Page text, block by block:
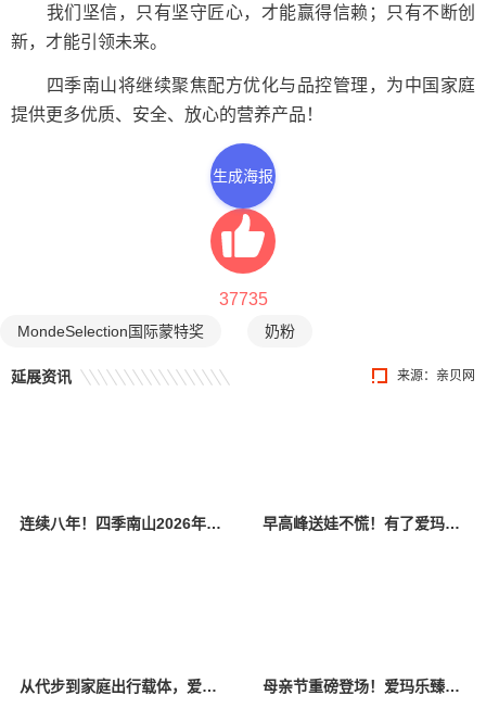
我们坚信，只有坚守匠心，才能赢得信赖；只有不断创
新，才能引领未来。
四季南山将继续聚焦配方优化与品控管理，为中国家庭
提供更多优质、安全、放心的营养产品！
生成海报
37735
MondeSelection国际蒙特奖 奶粉
来源： 亲贝网
延展资讯
连续八年！四季南山2026年再夺蒙特奖金奖，三款产品同时获奖 早高峰送娃不慌！有了爱玛乐臻CA800，校门口也能优雅穿梭
从代步到家庭出行载体，爱玛引领休闲电三轮迈入价值竞争新阶段 母亲节重磅登场！爱玛乐臻CA800，为新生代妈妈打造高端亲子出行新标杆